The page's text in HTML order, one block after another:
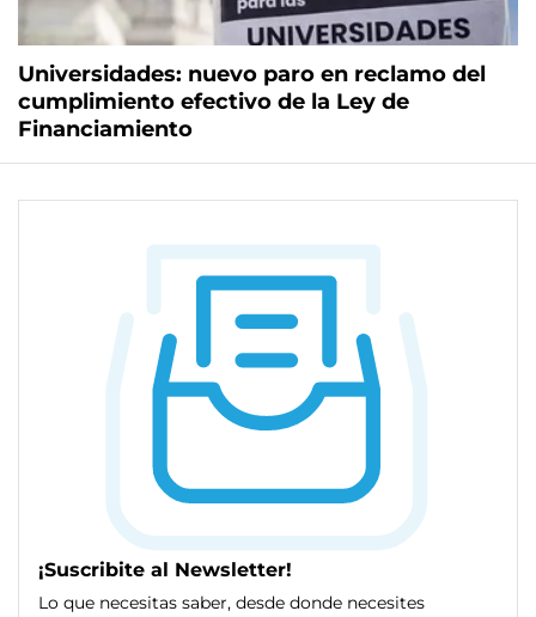
Universidades: nuevo paro en reclamo del
cumplimiento efectivo de la Ley de
Financiamiento
¡Suscribite al Newsletter!
Lo que necesitas saber, desde donde necesites